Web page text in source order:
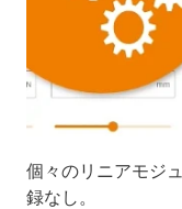
個々のリニアモジ
録なし。